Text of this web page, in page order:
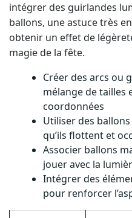
intégrer des guirlandes
ballons, une astuce très
obtenir un effet de
magie de la fête.
Créer des arcs ou
mélange de tailles
coordonnées
Utiliser des
qu’ils flottent et
Associer ballons
jouer avec la
Intégrer des
pour renforcer